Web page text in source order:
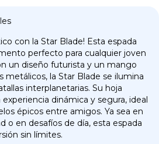
con la Star Blade! Esta espada
perfecto para cualquier joven
un diseño futurista y un mango
la Star Blade se ilumina
interplanetarias. Su hoja
dinámica y segura, ideal
épicos entre amigos. Ya sea en
o en desafíos de día, esta espada
sin límites.